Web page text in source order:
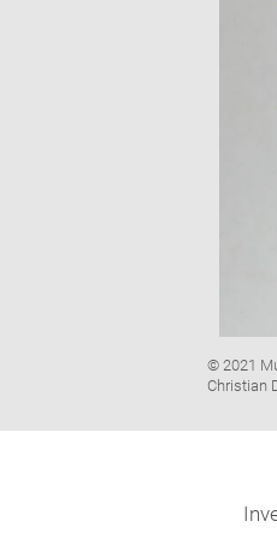
Image
caption:
© 2021
Christian